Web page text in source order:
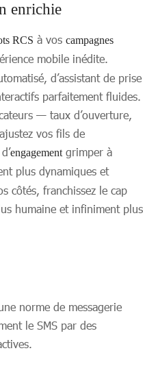
enrichie
RCS à vos campagnes
mobile inédite.
d’assistant de prise
parfaitement fluides.
— taux d’ouverture,
vos fils de
d’engagement grimper à
plus dynamiques et
côtés, franchissez le cap
humaine et infiniment plus
norme de messagerie
le SMS par des